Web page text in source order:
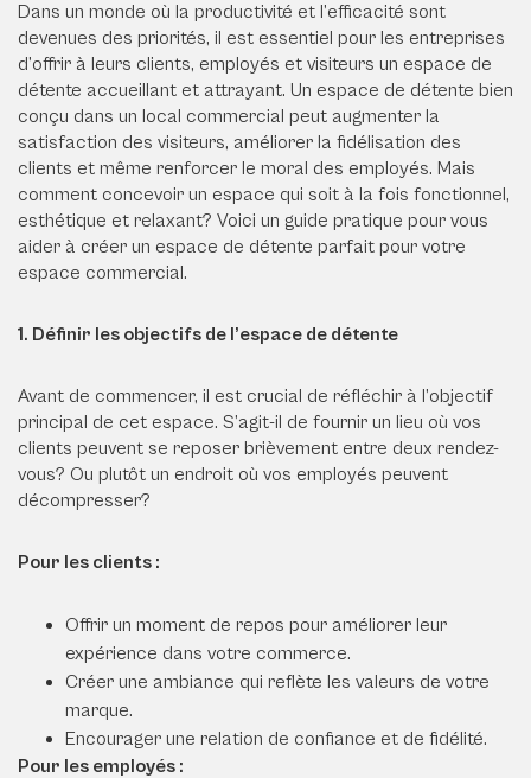
Dans un monde où la productivité et l’efficacité sont
devenues des priorités, il est essentiel pour les entreprises
d’offrir à leurs clients, employés et visiteurs un espace de
détente accueillant et attrayant. Un espace de détente bien
conçu dans un local commercial peut augmenter la
satisfaction des visiteurs, améliorer la fidélisation des
clients et même renforcer le moral des employés. Mais
comment concevoir un espace qui soit à la fois fonctionnel,
esthétique et relaxant? Voici un guide pratique pour vous
aider à créer un espace de détente parfait pour votre
espace commercial.
1. Définir les objectifs de l’espace de détente
Avant de commencer, il est crucial de réfléchir à l’objectif
principal de cet espace. S’agit-il de fournir un lieu où vos
clients peuvent se reposer brièvement entre deux rendez-
vous? Ou plutôt un endroit où vos employés peuvent
décompresser?
Pour les clients :
Offrir un moment de repos pour améliorer leur
expérience dans votre commerce.
Créer une ambiance qui reflète les valeurs de votre
marque.
Encourager une relation de confiance et de fidélité.
Pour les employés :